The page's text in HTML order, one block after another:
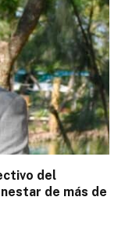
del
de más de